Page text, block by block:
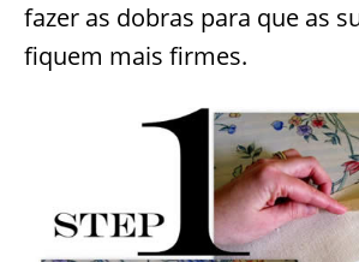
fazer as dobras para que as
fiquem mais firmes.